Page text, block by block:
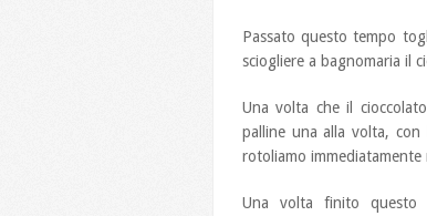
Passato questo tempo
sciogliere a bagnomaria il
Una volta che il
palline una alla volta,
rotoliamo
Una volta finito questo